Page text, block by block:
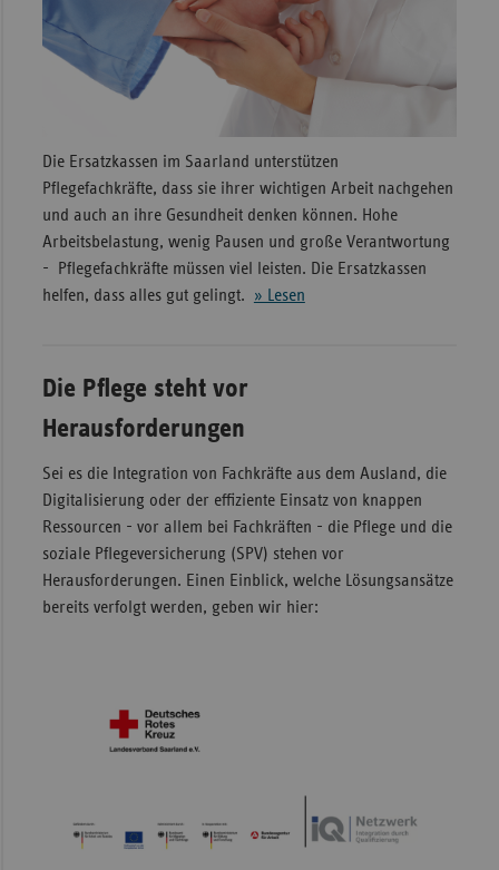
Die Ersatzkassen im Saarland unterstützen
Pflegefachkräfte, dass sie ihrer wichtigen Arbeit nachgehen
und auch an ihre Gesundheit denken können. Hohe
Arbeitsbelastung, wenig Pausen und große Verantwortung
- Pflegefachkräfte müssen viel leisten. Die Ersatzkassen
helfen, dass alles gut gelingt. » Lesen
Die Pflege steht vor
Herausforderungen
Sei es die Integration von Fachkräfte aus dem Ausland, die
Digitalisierung oder der effiziente Einsatz von knappen
Ressourcen - vor allem bei Fachkräften - die Pflege und die
soziale Pflegeversicherung (SPV) stehen vor
Herausforderungen. Einen Einblick, welche Lösungsansätze
bereits verfolgt werden, geben wir hier: